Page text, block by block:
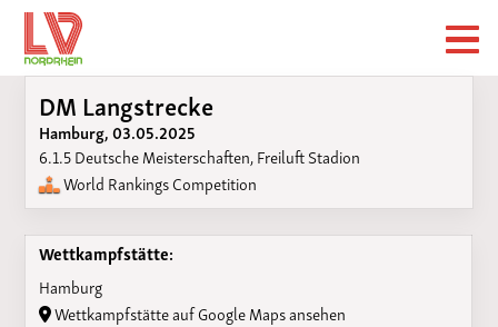
DM Langstrecke
Hamburg, 03.05.2025
6.1.5 Deutsche Meisterschaften, Freiluft Stadion
World Rankings Competition
Wettkampfstätte:
Hamburg
Wettkampfstätte auf Google Maps ansehen